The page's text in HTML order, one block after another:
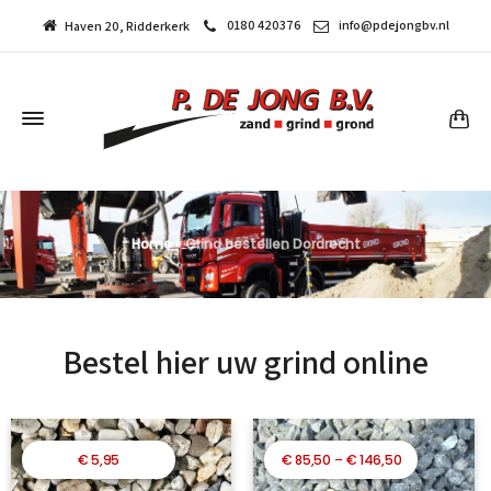
Haven 20, Ridderkerk 0180 420376 info@pdejongbv.nl
Home»Grind bestellen Dordrecht
Bestel hier uw grind online
€5,95 €85,50 –€146,50Prijsklasse:
€ 85,50